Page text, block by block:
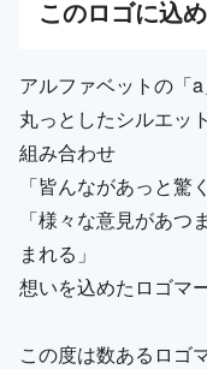
このロゴに込
アルファベットの「
丸っとしたシルエッ
組み合わせ
「皆んながあっと驚
「様々な意見があ
まれる」
想いを込めたロゴマー
この度は数あるロゴ